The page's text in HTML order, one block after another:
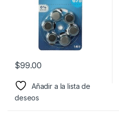
$99.00
Añadir a la lista de
deseos